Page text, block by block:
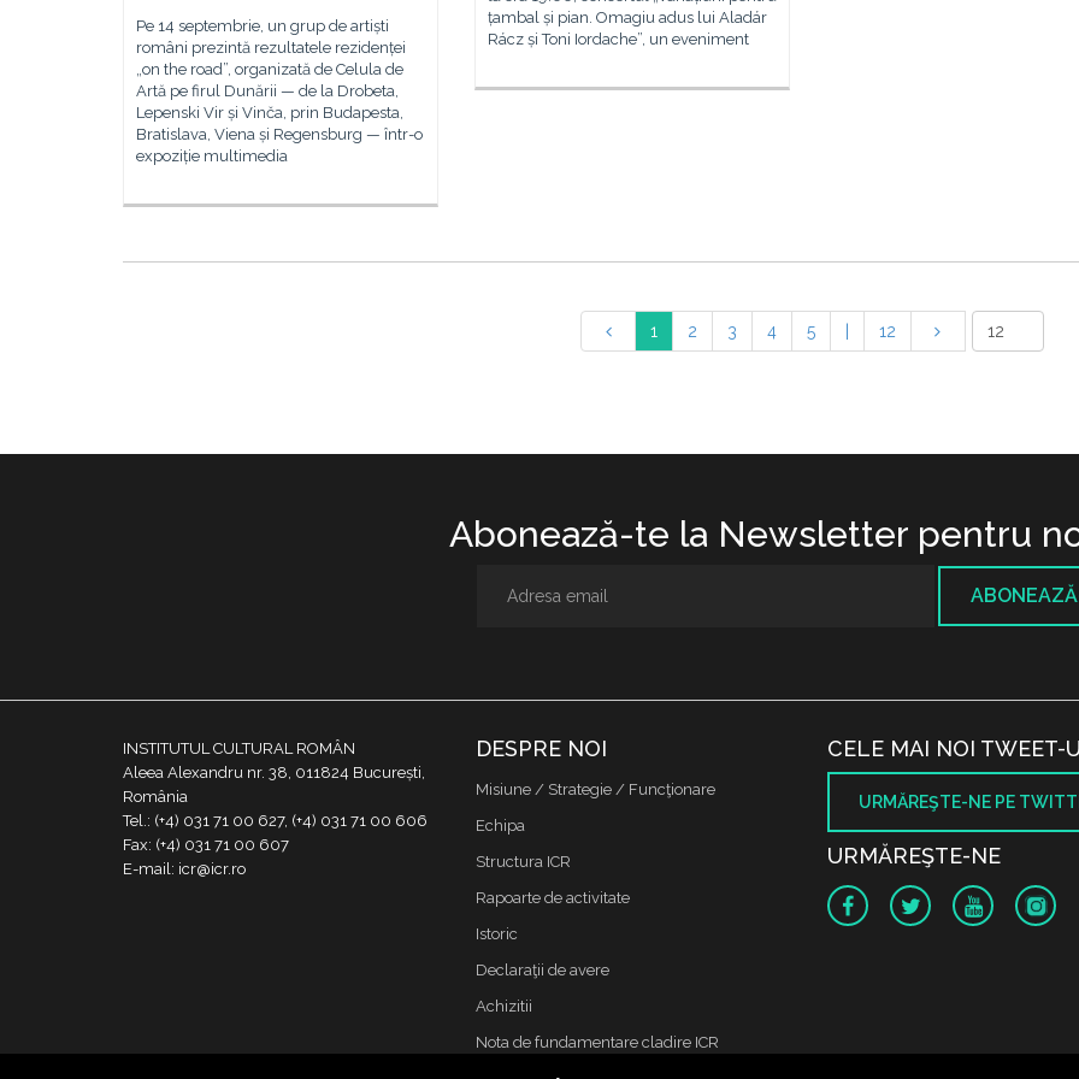
țambal și pian. Omagiu adus lui Aladár
Rácz și Toni Iordache”, un eveniment
Pe 14 septembrie, un grup de artiști
români prezintă rezultatele rezidenței
„on the road”, organizată de Celula de
Artă pe firul Dunării — de la Drobeta,
Lepenski Vir și Vinča, prin Budapesta,
Bratislava, Viena și Regensburg — într-o
expoziție multimedia
1 2 3 4 5 12
Abonează-te la Newsletter pentru
INSTITUTUL CULTURAL ROMÂN
Aleea Alexandru nr. 38, 011824 București,
România
Tel.: (+4) 031 71 00 627, (+4) 031 71 00 606
Fax: (+4) 031 71 00 607
E-mail: icr@icr.ro
DESPRE NOI
Misiune / Strategie / Funcţionare
Echipa
Structura ICR
Rapoarte de activitate
Istoric
Declaraţii de avere
Achizitii
Nota de fundamentare cladire ICR
CELE MAI NOI TWEET-
URMĂREŞTE-NE PE
URMĂREŞTE-NE